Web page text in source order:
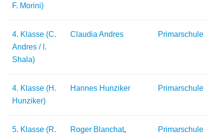
F. Morini)
4. Klasse (C.
Andres / I.
Shala)
Claudia Andres Primarschule
4. Klasse (H.
Hunziker)
Hannes Hunziker Primarschule
5. Klasse (R.
Roger Blanchat,
Primarschule